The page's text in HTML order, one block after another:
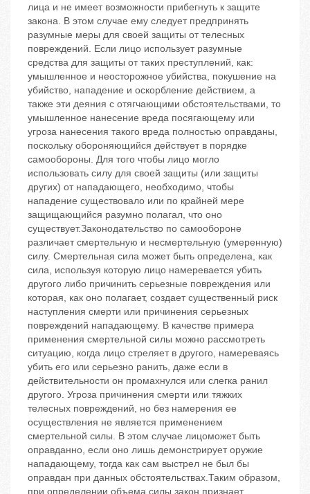
лица и не имеет возможности прибегнуть к защите
закона. В этом случае ему следует предпринять
разумные меры для своей защиты от телесных
повреждений. Если лицо использует разумные
средства для защиты от таких преступлений, как:
умышленное и неосторожное убийства, покушение на
убийство, нападение и оскорбление действием, а
также эти деяния с отягчающими обстоятельствами, то
умышленное нанесение вреда посягающему или
угроза нанесения такого вреда полностью оправданы,
поскольку обороняющийся действует в порядке
самообороны. Для того чтобы лицо могло
использовать силу для своей защиты (или защиты
других) от нападающего, необходимо, чтобы
нападение существовало или по крайней мере
защищающийся разумно полагал, что оно
существует.Законодательство по самообороне
различает смертельную и несмертельную (умеренную)
силу. Смертельная сила может быть определена, как
сила, используя которую лицо намеревается убить
другого либо причинить серьезные повреждения или
которая, как оно полагает, создает существенный риск
наступления смерти или причинения серьезных
повреждений нападающему. В качестве примера
применения смертельной силы можно рассмотреть
ситуацию, когда лицо стреляет в другого, намереваясь
убить его или серьезно ранить, даже если в
действительности он промахнулся или слегка ранил
другого. Угроза причинения смерти или тяжких
телесных повреждений, но без намерения ее
осуществления не является применением
смертельной силы. В этом случае лицоможет быть
оправданно, если оно лишь демонстрирует оружие
нападающему, тогда как сам выстрел не был бы
оправдан при данных обстоятельствах.Таким образом,
при определении объема силы закон признает